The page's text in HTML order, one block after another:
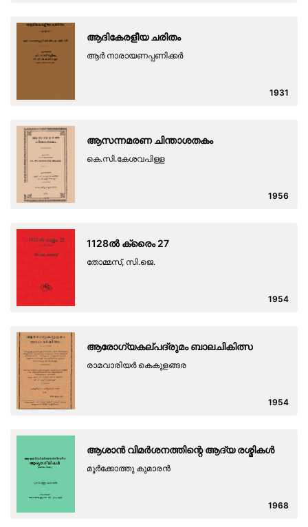
ആദികേരളീയ ചരിതം
ആർ നാരായണപ്പണിക്കർ
1931
ആസന്നമരണ ചിന്താശതകം
കെ.സി.കേശവപിള്ള
1956
1128ല്‍ ക്രൈം 27
തോമ്മസ്, സി.ജെ.
1954
ആരോഗ്യകല്പദ്രുമം ബാലചികിത്സ
രാമവാരിയ‍ര്‍ കെകുളങ്ങര
1954
ആശാൻ വിമർശനത്തിന്റെ ആദ്യ രശ്മികൾ
മൂർക്കോത്തു കുമാരൻ
1968